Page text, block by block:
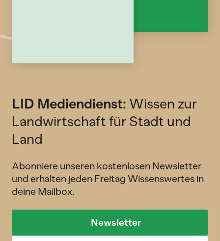
LID Mediendienst: Wissen zur
Landwirtschaft für Stadt und
Land
Abonniere unseren kostenlosen Newsletter
und erhalten jeden Freitag Wissenswertes in
deine Mailbox.
Newsletter